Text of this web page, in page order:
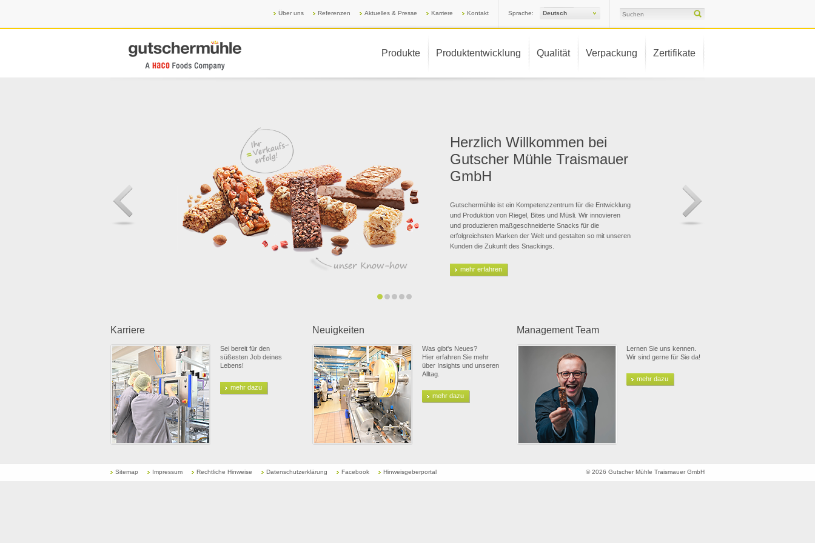
Sprache: Deutsch
Über uns Referenzen Aktuelles & Presse Karriere Kontakt
Produkte Produktentwicklung Qualität Verpackung Zertifikate
Herzlich Willkommen bei
Gutscher Mühle Traismauer
GmbH
Gutschermühle ist ein Kompetenzzentrum für die Entwicklung
und Produktion von Riegel, Bites und Müsli. Wir innovieren
und produzieren maßgeschneiderte Snacks für die
erfolgreichsten Marken der Welt und gestalten so mit unseren
Kunden die Zukunft des Snackings.
mehr erfahren
Karriere
Sei bereit für den
süßesten Job deines
Lebens!
mehr dazu
Neuigkeiten
Was gibt's Neues?
Hier erfahren Sie mehr
über Insights und unseren
Alltag.
mehr dazu
Management Team
Lernen Sie uns kennen.
Wir sind gerne für Sie da!
mehr dazu
Sitemap Impressum Rechtliche Hinweise Datenschutzerklärung Facebook Hinweisgeberportal © 2026 Gutscher Mühle Traismauer GmbH